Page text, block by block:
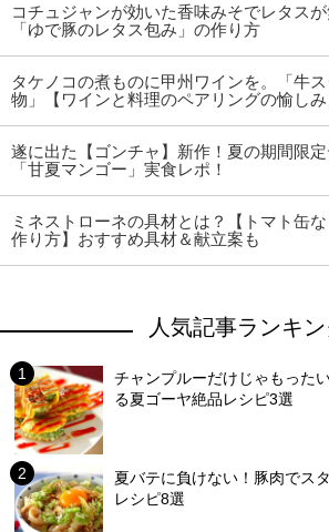
コチュジャンが効いた香味みそでレタス
「ゆで豚のレタス包み」の作り方
タケノコの煮ものに甲州ワインを。「牛
物」【ワインと料理のペアリングの愉しみ
遂に出た【ゴンチャ】新作！夏の期間限
「甘夏マンゴー」実食レポ！
ミネストローネの具材とは？【トマト缶
作り方】おすすめ具材＆献立案も
人気記事ランキ
チャンプルーだけじゃもった
る夏ゴーヤ絶品レシピ3選
夏バテに負けない！豚肉でス
レシピ8選